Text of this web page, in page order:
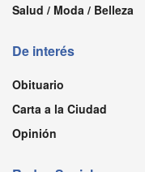
Salud / Moda / Belleza
De interés
Obituario
Carta a la Ciudad
Opinión